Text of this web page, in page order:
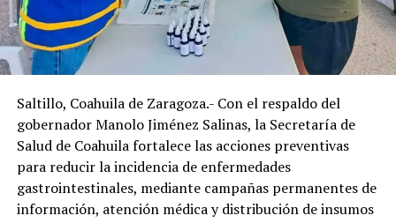
El Alcalde agregó que su gobierno trabaja con el objetivo
de mejorar la calidad de vida de la población y la salud es
uno de los temas más importantes .
entrega de los desfibriladores en los que se invirtió un
millón de pesos, se inició la capacitación a funcionarios
municipales de las diferentes áreas para que puedan
responder a una emergencia de este tipo atendiendo a
algún colaborador o persona que lo requiera.
Saltillo, Coahuila de Zaragoza.- Con el respaldo del
gobernador Manolo Jiménez Salinas, la Secretaría de
Salud de Coahuila fortalece las acciones preventivas
para reducir la incidencia de enfermedades
gastrointestinales, mediante campañas permanentes de
información, atención médica y distribución de insumos